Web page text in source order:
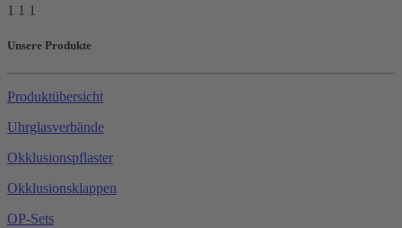
1 1 1
Unsere Produkte
Produktübersicht
Uhrglasverbände
Okklusionspflaster
Okklusionsklappen
OP-Sets